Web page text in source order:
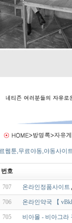
번호
707 온라인정품사이트
706 온라인약국 【
705 비아몰 - 비아그라